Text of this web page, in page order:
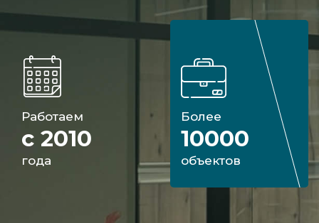
Работаем
с 2010
года
Более
10000
объектов